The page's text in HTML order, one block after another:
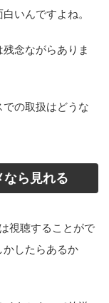
いんですよね。
念ながらありま
の取扱はどうな
ら見れる
視聴することがで
かしたらあるか